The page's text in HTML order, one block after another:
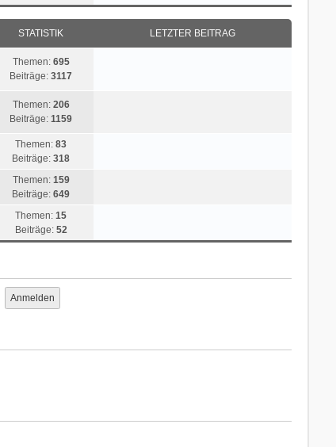
STATISTIK LETZTER BEITRAG
Themen: 695
Beiträge:3117
Themen: 206
Beiträge:1159
Themen:83
Beiträge:318
Themen: 159
Beiträge:649
Themen:15
Beiträge: 52